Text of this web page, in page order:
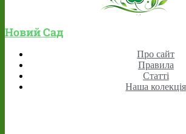
Новий Сад
Про сайт
Правила
Статті
Наша колекція